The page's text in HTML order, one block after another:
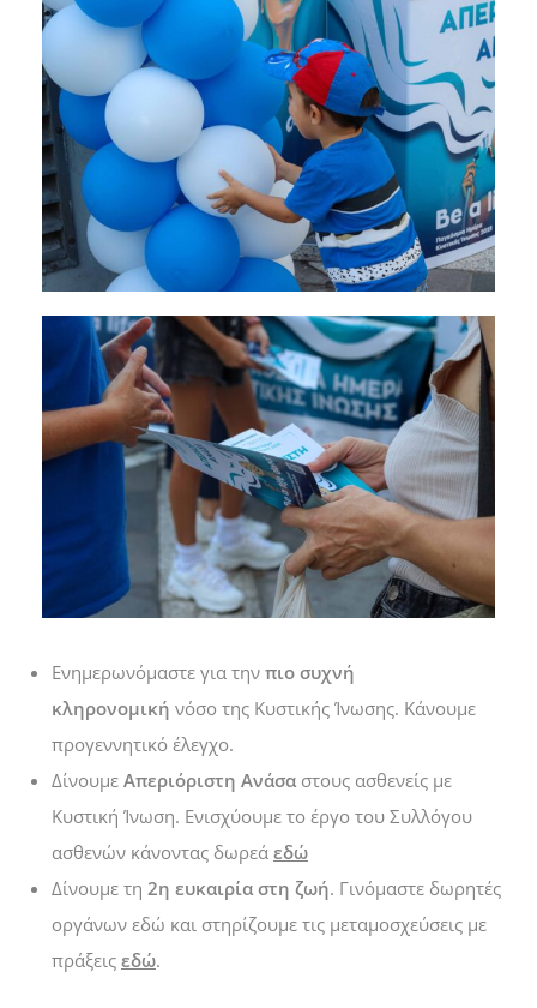
Ενημερωνόμαστε για την πιο συχνή
κληρονομική νόσο της Κυστικής Ίνωσης. Κάνουμε
προγεννητικό έλεγχο.
Δίνουμε Απεριόριστη Ανάσα στους ασθενείς με
Κυστική Ίνωση. Ενισχύουμε το έργο του Συλλόγου
ασθενών κάνοντας δωρεά εδώ
Δίνουμε τη 2η ευκαιρία στη ζωή. Γινόμαστε δωρητές
οργάνων εδώ και στηρίζουμε τις μεταμοσχεύσεις με
πράξεις εδώ.